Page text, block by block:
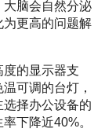
脑会自然分泌
为更高的问题解
的显示器支
可调的台灯，
择办公设备的
下降近40%。